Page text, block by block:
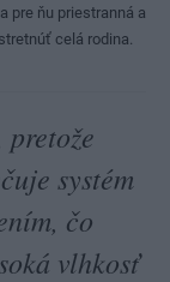
pre ňu priestranná a
celá rodina.
systém
čo
vlhkosť